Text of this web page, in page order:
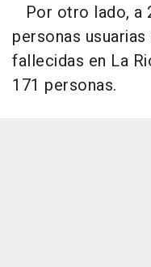
Por otro lado, a
personas
fallecidas en La
171 personas.